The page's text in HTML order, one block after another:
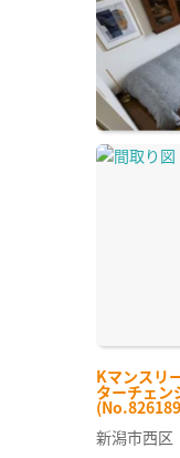
Kマンスリ
ターチェン
新潟市西区